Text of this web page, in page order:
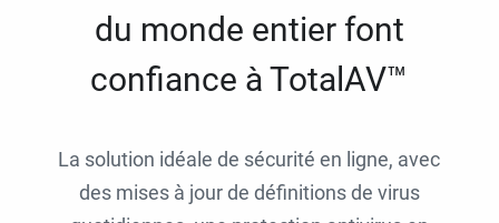
du monde entier font
confiance à TotalAV™
La solution idéale de sécurité en ligne, avec
des mises à jour de définitions de virus